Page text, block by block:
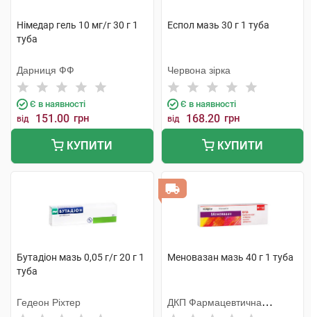
Німедар гель 10 мг/г 30 г 1
туба
Дарниця ФФ
Є в наявності
від 151.00 грн
КУПИТИ
Еспол мазь 30 г 1 туба
Червона зірка
Є в наявності
від 168.20 грн
КУПИТИ
Бутадіон мазь 0,05 г/г 20 г 1
туба
Гедеон Ріхтер
Меновазан мазь 40 г 1 туба
ДКП Фармацевтична